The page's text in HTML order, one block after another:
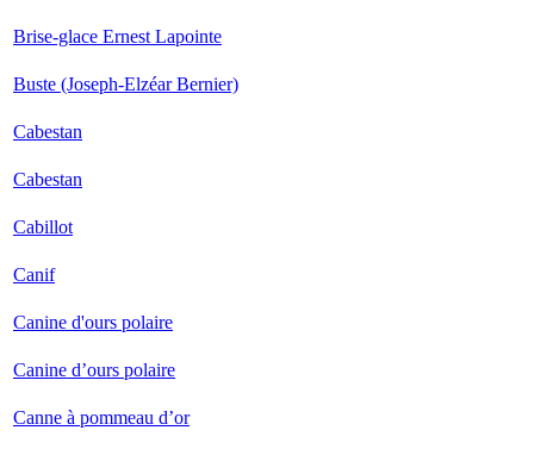
Brise-glace Ernest Lapointe
Buste (Joseph-Elzéar Bernier)
Cabestan
Cabestan
Cabillot
Canif
Canine d'ours polaire
Canine d’ours polaire
Canne à pommeau d’or